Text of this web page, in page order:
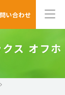
い合わせ
ス オフホ